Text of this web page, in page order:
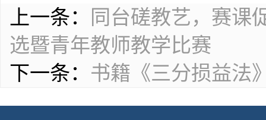
上一条：
同台磋教艺，赛
选暨青年教师教学比赛
下一条： 书籍《三分损益法